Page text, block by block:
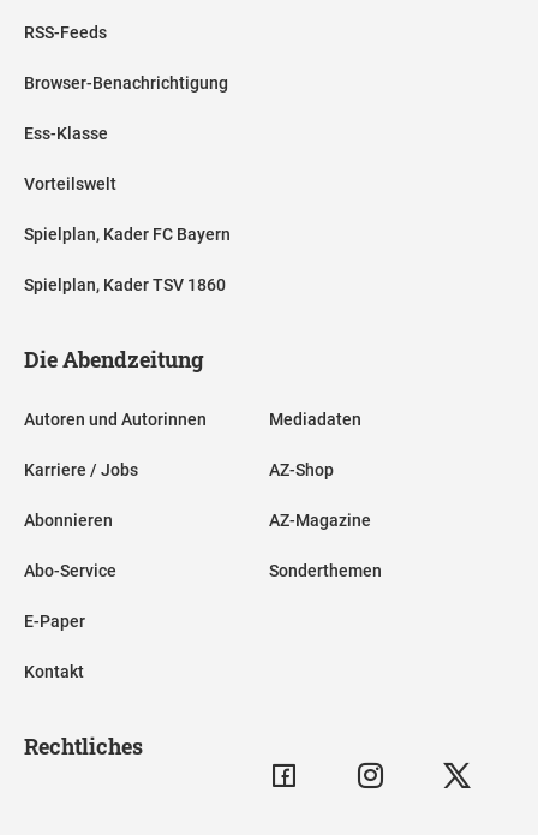
RSS-Feeds
Browser-Benachrichtigung
Ess-Klasse
Vorteilswelt
Spielplan, Kader FC Bayern
Spielplan, Kader TSV 1860
Die Abendzeitung
Autoren und Autorinnen
Karriere / Jobs
Abonnieren
Abo-Service
E-Paper
Kontakt
Mediadaten
AZ-Shop
AZ-Magazine
Sonderthemen
Rechtliches